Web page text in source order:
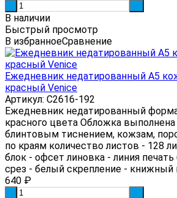
В наличии
Быстрый просмотр
В избранноеСравнение
Ежедневник недатированный А5
красный Venice
Артикул: С2616-192
Ежедневник недатированный
красного цвета Обложка
блинтовым тиснением, кожзам,
по краям количество листов - 128
блок - офсет линовка - линия печать
срез - белый скрепление - книжный
640 ₽